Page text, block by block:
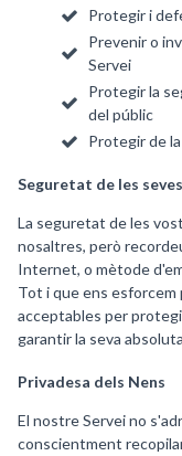
Protegir i
Prevenir o
Servei
Protegir la
del públic
Protegir de
Seguretat de les
La seguretat de les
nosaltres, però
Internet, o mètode
Tot i que ens
acceptables per
garantir la seva
Privadesa dels Nens
El nostre Servei no
conscientment